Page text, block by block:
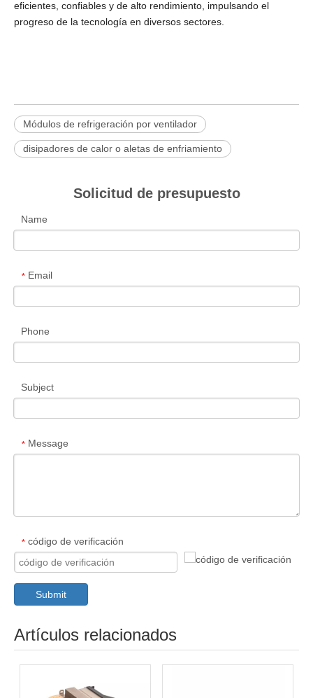
eficientes, confiables y de alto rendimiento, impulsando el
progreso de la tecnología en diversos sectores.
Módulos de refrigeración por ventilador
disipadores de calor o aletas de enfriamiento
Solicitud de presupuesto
Name
* Email
Phone
Subject
* Message
* código de verificación
Submit
Artículos relacionados